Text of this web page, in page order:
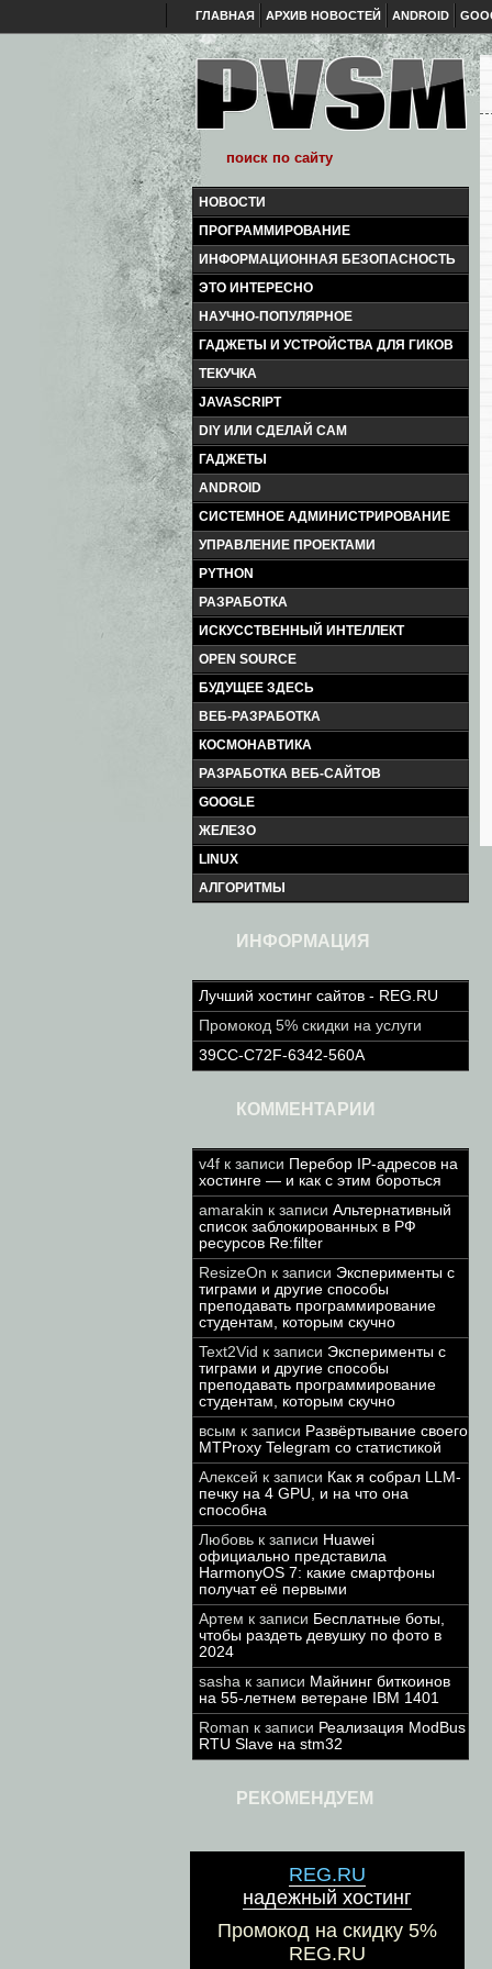
ГЛАВНАЯ АРХИВ НОВОСТЕЙ ANDROID
НОВОСТИ
ПРОГРАММИРОВАНИЕ
ИНФОРМАЦИОННАЯ БЕЗОПАСНОСТЬ
ЭТО ИНТЕРЕСНО
НАУЧНО-ПОПУЛЯРНОЕ
ГАДЖЕТЫ И УСТРОЙСТВА ДЛЯ ГИКОВ
ТЕКУЧКА
JAVASCRIPT
DIY ИЛИ СДЕЛАЙ САМ
ГАДЖЕТЫ
ANDROID
СИСТЕМНОЕ АДМИНИСТРИРОВАНИЕ
УПРАВЛЕНИЕ ПРОЕКТАМИ
PYTHON
РАЗРАБОТКА
ИСКУССТВЕННЫЙ ИНТЕЛЛЕКТ
OPEN SOURCE
БУДУЩЕЕ ЗДЕСЬ
ВЕБ-РАЗРАБОТКА
КОСМОНАВТИКА
РАЗРАБОТКА ВЕБ-САЙТОВ
GOOGLE
ЖЕЛЕЗО
LINUX
АЛГОРИТМЫ
ИНФОРМАЦИЯ
Лучший хостинг сайтов - REG.RU
Промокод 5% скидки на услуги
39CC-C72F-6342-560A
КОММЕНТАРИИ
v4f к записи Перебор IP-адресов на
хостинге — и как с этим бороться
amarakin к записи Альтернативный
список заблокированных в РФ
ресурсов Re:filter
ResizeOn к записи Эксперименты с
тиграми и другие способы
преподавать программирование
студентам, которым скучно
Text2Vid к записи Эксперименты с
тиграми и другие способы
преподавать программирование
студентам, которым скучно
всым к записи Развёртывание своего
MTProxy Telegram со статистикой
Алексей к записи Как я собрал LLM-
печку на 4 GPU, и на что она
способна
Любовь к записи Huawei
официально представила
HarmonyOS 7: какие смартфоны
получат её первыми
Артем к записи Бесплатные боты,
чтобы раздеть девушку по фото в
2024
sasha к записи Майнинг биткоинов
на 55-летнем ветеране IBM 1401
Roman к записи Реализация ModBus
RTU Slave на stm32
РЕКОМЕНДУЕМ
REG.RU
надежный хостинг
Промокод на скидку 5%
REG.RU